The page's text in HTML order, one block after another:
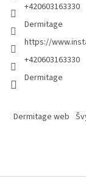
+420603163330
Dermitage
https://
+420603163330
Dermitage
Dermitage web